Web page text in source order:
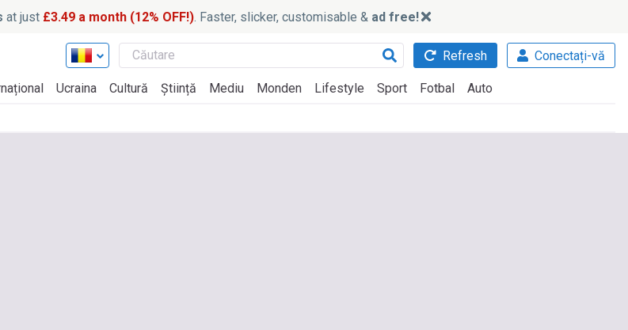
at just £3.49 a month (12% OFF!). Faster, slicker, customisable & ad free!
Refresh Conectați-vă
Ucraina Cultură Știință Mediu Monden Lifestyle Sport Fotbal Auto